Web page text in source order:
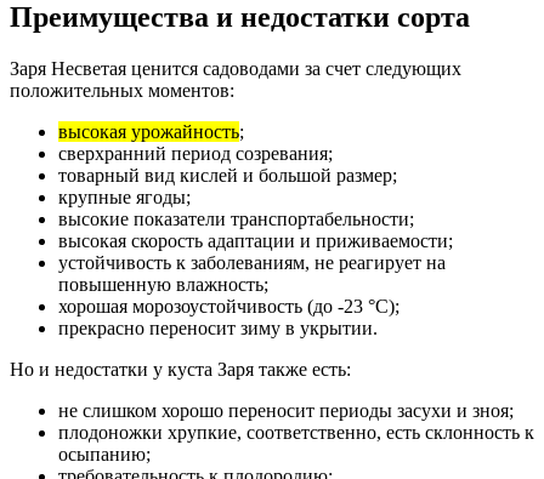
Преимущества и недостатки сорта
Заря Несветая ценится садоводами за счет следующих
положительных моментов:
высокая урожайность;
сверхранний период созревания;
товарный вид кислей и большой размер;
крупные ягоды;
высокие показатели транспортабельности;
высокая скорость адаптации и приживаемости;
устойчивость к заболеваниям, не реагирует на
повышенную влажность;
хорошая морозоустойчивость (до -23 °С);
прекрасно переносит зиму в укрытии.
Но и недостатки у куста Заря также есть:
не слишком хорошо переносит периоды засухи и зноя;
плодоножки хрупкие, соответственно, есть склонность к
осыпанию;